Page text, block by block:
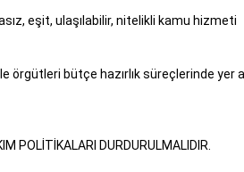
eşit, ulaşılabilir, nitelikli kamu hizmeti
bütçe hazırlık süreçlerinde yer
DURDURULMALIDIR.